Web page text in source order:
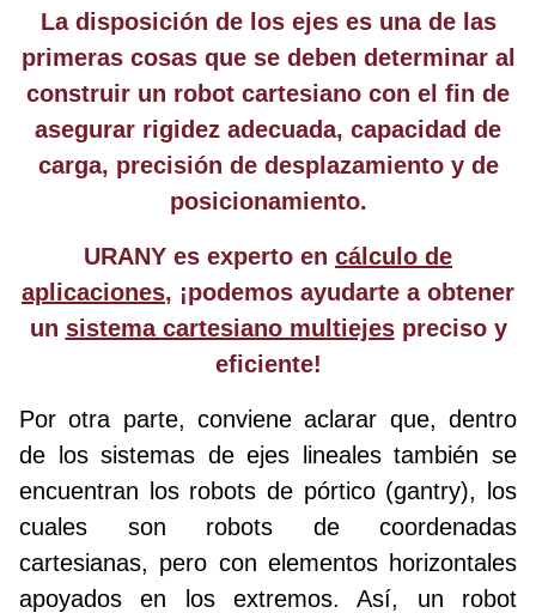
La disposición de los ejes es una de las
primeras cosas que se deben determinar al
construir un robot cartesiano con el fin de
asegurar rigidez adecuada, capacidad de
carga, precisión de desplazamiento y de
posicionamiento.
URANY es experto en cálculo de
aplicaciones, ¡podemos ayudarte a obtener
un sistema cartesiano multiejes preciso y
eficiente!
Por otra parte, conviene aclarar que, dentro
de los sistemas de ejes lineales también se
encuentran los robots de pórtico (gantry), los
cuales son robots de coordenadas
cartesianas, pero con elementos horizontales
apoyados en los extremos. Así, un robot